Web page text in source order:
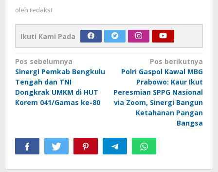
oleh redaksi
Ikuti Kami Pada
Navigasi
pos
Pos sebelumnya
Sinergi Pemkab Bengkulu
Tengah dan TNI
Dongkrak UMKM di HUT
Korem 041/Gamas ke-80
Pos berikutnya
Polri Gaspol Kawal MBG
Prabowo: Kaur Ikut
Peresmian SPPG Nasional
via Zoom, Sinergi Bangun
Ketahanan Pangan
Bangsa